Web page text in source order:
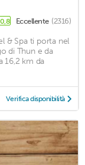
Eccellente (2316)
& Spa ti porta nel
di Thun e da
16,2 km da
Verifica disponibilità